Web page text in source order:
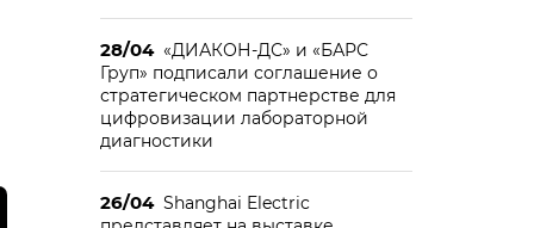
28/04 «ДИАКОН-ДС» и «БАРС
Груп» подписали соглашение о
стратегическом партнерстве для
цифровизации лабораторной
диагностики
26/04 Shanghai Electric